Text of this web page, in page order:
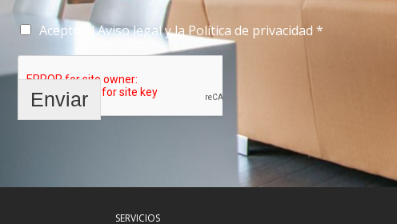
Acepto el Aviso legal y la Política de privacidad *
Enviar
SERVICIOS